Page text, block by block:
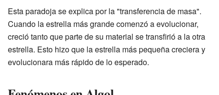
Esta paradoja se explica por la "transferencia de masa".
Cuando la estrella más grande comenzó a evolucionar,
creció tanto que parte de su material se transfirió a la otra
estrella. Esto hizo que la estrella más pequeña creciera y
evolucionara más rápido de lo esperado.